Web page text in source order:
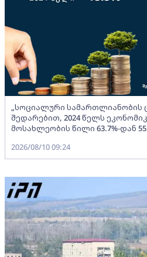
„სოციალური სამართლიანობის
შედარებით, 2024 წელს
მოსახლეობის წილი 63.7%-დან
2026/08/10 09:24